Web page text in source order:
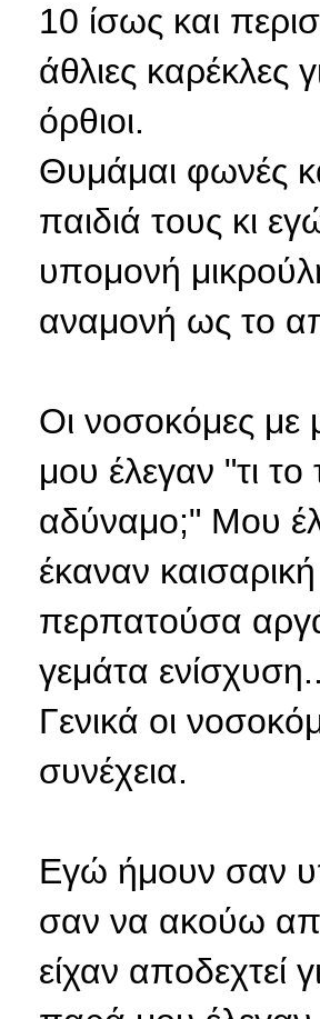
10 ίσως και
άθλιες καρέκλες
όρθιοι.
Θυμάμαι φωνές
παιδιά τους κι
υπομονή
αναμονή ως το
Οι νοσοκόμες
μου έλεγαν "τι το
αδύναμο;" Μου
έκαναν
περπατούσα
γεμάτα
Γενικά οι
συνέχεια.
Εγώ ήμουν σαν
σαν να ακούω
είχαν αποδεχτεί